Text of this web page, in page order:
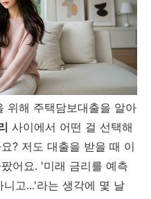
위해 주택담보대출을 알아
사이에서 어떤 걸 선택해
? 저도 대출을 받을 때 이
어요. '미래 금리를 예측
고...'라는 생각에 몇 날